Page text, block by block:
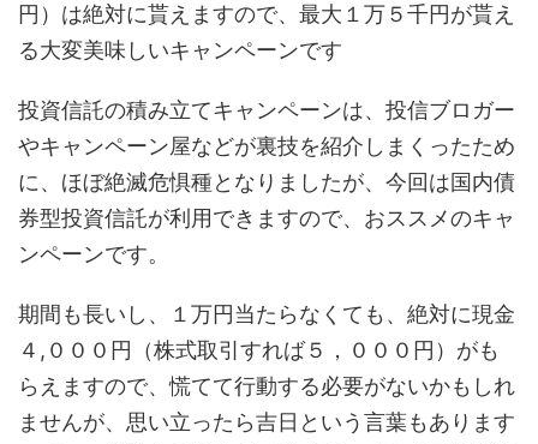
円）は絶対に貰えますので、最大１万５千円が貰え
る大変美味しいキャンペーンです
投資信託の積み立てキャンペーンは、投信ブロガー
やキャンペーン屋などが裏技を紹介しまくったため
に、ほぼ絶滅危惧種となりましたが、今回は国内債
券型投資信託が利用できますので、おススメのキャ
ンペーンです。
期間も長いし、１万円当たらなくても、絶対に現金
４,０００円（株式取引すれば５，０００円）がも
らえますので、慌てて行動する必要がないかもしれ
ませんが、思い立ったら吉日という言葉もあります